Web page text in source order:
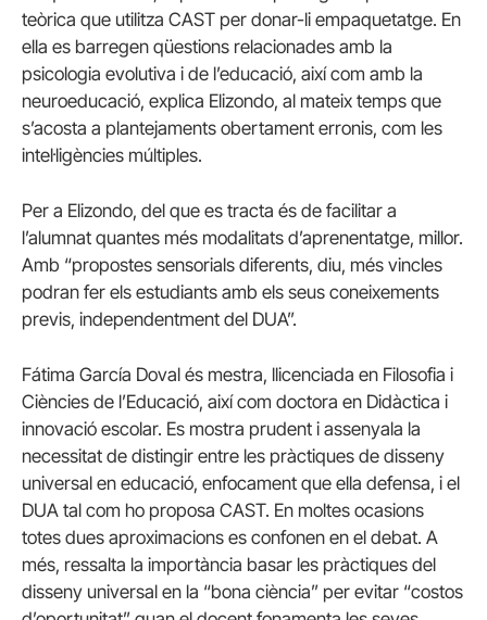
teòrica que utilitza CAST per donar-li empaquetatge. En
ella es barregen qüestions relacionades amb la
psicologia evolutiva i de l’educació, així com amb la
neuroeducació, explica Elizondo, al mateix temps que
s’acosta a plantejaments obertament erronis, com les
intel·ligències múltiples.
Per a Elizondo, del que es tracta és de facilitar a
l’alumnat quantes més modalitats d’aprenentatge, millor.
Amb “propostes sensorials diferents, diu, més vincles
podran fer els estudiants amb els seus coneixements
previs, independentment del DUA”.
Fátima García Doval és mestra, llicenciada en Filosofia i
Ciències de l’Educació, així com doctora en Didàctica i
innovació escolar. Es mostra prudent i assenyala la
necessitat de distingir entre les pràctiques de disseny
universal en educació, enfocament que ella defensa, i el
DUA tal com ho proposa CAST. En moltes ocasions
totes dues aproximacions es confonen en el debat. A
més, ressalta la importància basar les pràctiques del
disseny universal en la “bona ciència” per evitar “costos